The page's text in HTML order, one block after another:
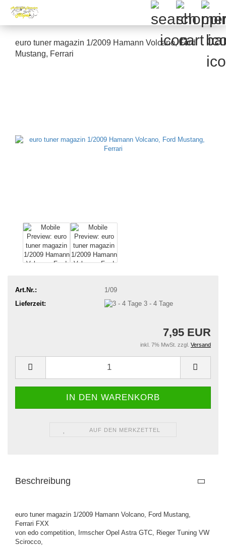
euro tuner magazin 1/2009 Hamann Volcano, Ford
Mustang, Ferrari
Art.Nr.:
1/09
Lieferzeit:
3 - 4 Tage
7,95 EUR
inkl. 7% MwSt. zzgl. Versand
AUF DEN MERKZETTEL
Beschreibung
euro tuner magazin 1/2009 Hamann Volcano, Ford Mustang,
Ferrari FXX
von edo competition, Irmscher Opel Astra GTC, Rieger Tuning VW
Scirocco,